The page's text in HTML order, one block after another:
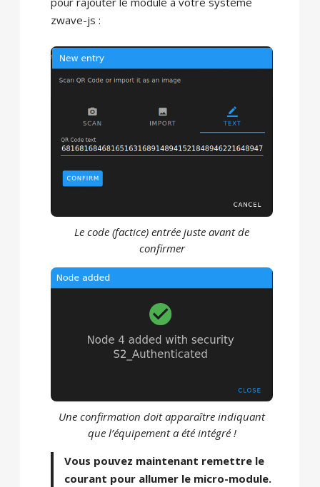
zwave-js :
Le code (factice) entrée juste avant de
confirmer
Une confirmation doit apparaître indiquant
que l’équipement a été intégré !
Vous pouvez maintenant remettre le
courant pour allumer le micro-module.